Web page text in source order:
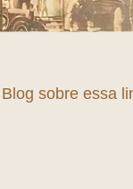
Blog sobre essa